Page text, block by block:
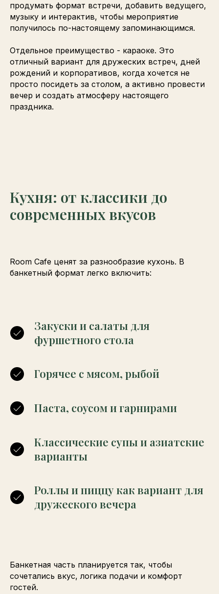
продумать формат встречи, добавить ведущего,
музыку и интерактив, чтобы мероприятие
получилось по-настоящему запоминающимся.
Отдельное преимущество - караоке. Это
отличный вариант для дружеских встреч, дней
рождений и корпоративов, когда хочется не
просто посидеть за столом, а активно провести
вечер и создать атмосферу настоящего
праздника.
Кухня: от классики до
современных вкусов
Room Cafe ценят за разнообразие кухонь. В
банкетный формат легко включить:
Закуски и салаты для
фуршетного стола
Горячее с мясом, рыбой
Паста, соусом и гарнирами
Классические супы и азиатские
варианты
Роллы и пиццу как вариант для
дружеского вечера
Банкетная часть планируется так, чтобы
сочетались вкус, логика подачи и комфорт
гостей.